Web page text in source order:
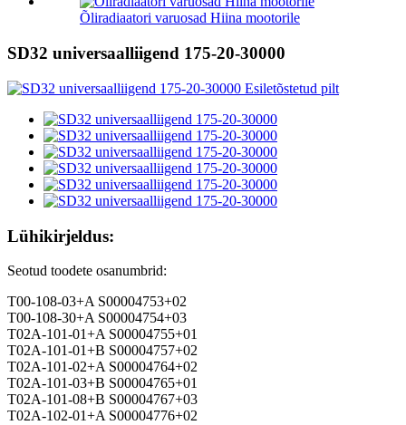
Õliradiaatori varuosad Hiina mootorile
SD32 universaalliigend 175-20-30000
Lühikirjeldus:
Seotud toodete osanumbrid:
T00-108-03+A S00004753+02
T00-108-30+A S00004754+03
T02A-101-01+A S00004755+01
T02A-101-01+B S00004757+02
T02A-101-02+A S00004764+02
T02A-101-03+B S00004765+01
T02A-101-08+B S00004767+03
T02A-102-01+A S00004776+02